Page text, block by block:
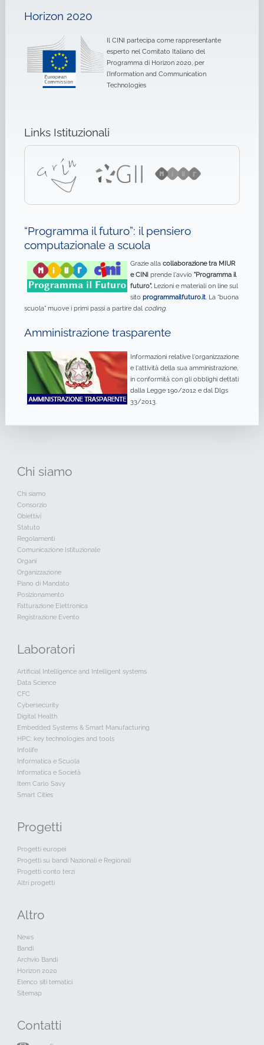
Horizon 2020
Il CINI partecipa come rappresentante
esperto nel Comitato Italiano del
Programma di Horizon 2020, per
l’Information and Communication
Technologies
Links Istituzionali
“Programma il futuro”: il pensiero
computazionale a scuola
Grazie alla collaborazione tra MIUR
e CINI prende l'avvio "Programma il
futuro". Lezioni e materiali on line sul
sito programmailfuturo.it. La “buona
scuola” muove i primi passi a partire dal coding.
Amministrazione trasparente
Informazioni relative l'organizzazione
e l'attività della sua amministrazione,
in conformità con gli obblighi dettati
dalla Legge 190/2012 e dal Dlgs
33/2013.
Chi siamo
Chi siamo
Consorzio
Obiettivi
Statuto
Regolamenti
Comunicazione Istituzionale
Organi
Organizzazione
Piano di Mandato
Posizionamento
Fatturazione Elettronica
Registrazione Evento
Laboratori
Artificial Intelligence and Intelligent systems
Data Science
CFC
Cybersecurity
Digital Health
Embedded Systems & Smart Manufacturing
HPC: key technologies and tools
Infolife
Informatica e Scuola
Informatica e Società
Item Carlo Savy
Smart Cities
Progetti
Progetti europei
Progetti su bandi Nazionali e Regionali
Progetti conto terzi
Altri progetti
Altro
News
Bandi
Archvio Bandi
Horizon 2020
Elenco siti tematici
Sitemap
Contatti